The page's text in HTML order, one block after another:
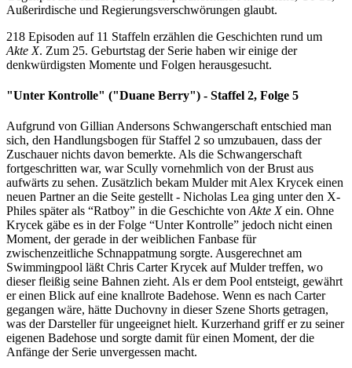
Außerirdische und Regierungsverschwörungen glaubt.
218 Episoden auf 11 Staffeln erzählen die Geschichten rund um
Akte X. Zum 25. Geburtstag der Serie haben wir einige der
denkwürdigsten Momente und Folgen herausgesucht.
"Unter Kontrolle" ("Duane Berry") - Staffel 2, Folge 5
Aufgrund von Gillian Andersons Schwangerschaft entschied man
sich, den Handlungsbogen für Staffel 2 so umzubauen, dass der
Zuschauer nichts davon bemerkte. Als die Schwangerschaft
fortgeschritten war, war Scully vornehmlich von der Brust aus
aufwärts zu sehen. Zusätzlich bekam Mulder mit Alex Krycek einen
neuen Partner an die Seite gestellt - Nicholas Lea ging unter den X-
Philes später als “Ratboy” in die Geschichte von Akte Xein. Ohne
Krycek gäbe es in der Folge “Unter Kontrolle” jedoch nicht einen
Moment, der gerade in der weiblichen Fanbase für
zwischenzeitliche Schnappatmung sorgte. Ausgerechnet am
Swimmingpool läßt Chris Carter Krycek auf Mulder treffen, wo
dieser fleißig seine Bahnen zieht. Als er dem Pool entsteigt, gewährt
er einen Blick auf eine knallrote Badehose. Wenn es nach Carter
gegangen wäre, hätte Duchovny in dieser Szene Shorts getragen,
was der Darsteller für ungeeignet hielt. Kurzerhand griff er zu seiner
eigenen Badehose und sorgte damit für einen Moment, der die
Anfänge der Serie unvergessen macht.